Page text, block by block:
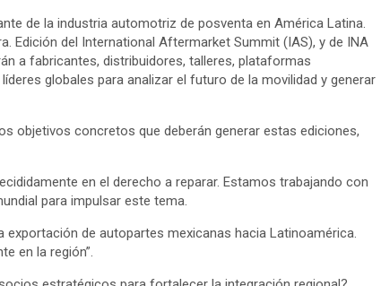
de la industria automotriz de posventa en América Latina.
Edición del International Aftermarket Summit (IAS), y de INA
a fabricantes, distribuidores, talleres, plataformas
globales para analizar el futuro de la movilidad y generar
objetivos concretos que deberán generar estas ediciones,
en el derecho a reparar. Estamos trabajando con
para impulsar este tema.
de autopartes mexicanas hacia Latinoamérica.
en la región”.